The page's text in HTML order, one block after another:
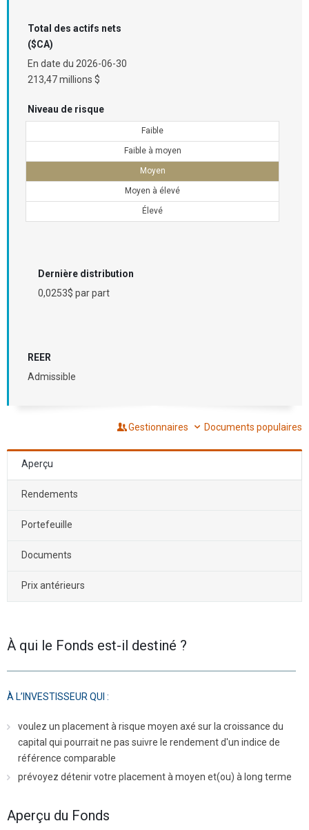
Total des actifs nets
($CA)
En date du 2026-06-30
213,47 millions $
Niveau de risque
Faible
Faible à moyen
Moyen
Moyen à élevé
Élevé
Dernière distribution
0,0253$ par part
REER
Admissible
Gestionnaires Documents populaires
Aperçu
Rendements
Portefeuille
Documents
Prix antérieurs
À qui le Fonds est-il destiné ?
À L’INVESTISSEUR QUI :
voulez un placement à risque moyen axé sur la croissance du
capital qui pourrait ne pas suivre le rendement d'un indice de
référence comparable
prévoyez détenir votre placement à moyen et(ou) à long terme
Aperçu du Fonds